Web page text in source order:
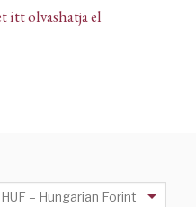
itt olvashatja el